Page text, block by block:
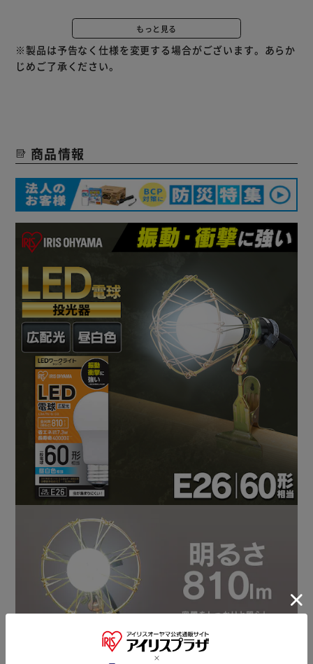
自然光に近い昼白色の明りは、色や形の確認に最適。
LED電球は、白熱球に比べて消費電力が少なく、省エネで長
寿命（約40000時間）。
もっと見る
※製品は予告なく仕様を変更する場合がございます。あらか
じめご了承ください。
商品情報